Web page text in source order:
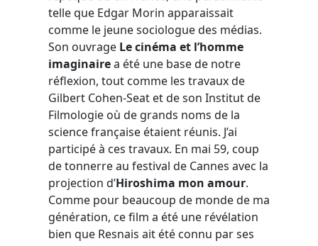
telle que Edgar Morin apparaissait
comme le jeune sociologue des médias.
Son ouvrage Le cinéma et l’homme
imaginairea été une base de notre
réflexion, tout comme les travaux de
Gilbert Cohen-Seat et de son Institut de
Filmologie où de grands noms de la
science française étaient réunis. J’ai
participé à ces travaux. En mai 59, coup
de tonnerre au festival de Cannes avec la
projection d’Hiroshima mon amour.
Comme pour beaucoup de monde de ma
génération, ce film a été une révélation
bien que Resnais ait été connu par ses